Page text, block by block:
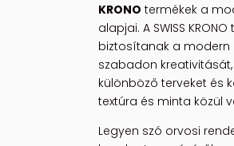
KRONO termékek a
alapjai. A SWISS
biztosítanak a modern
szabadon
különböző terveket és
textúra és minta közül
Legyen szó orvosi